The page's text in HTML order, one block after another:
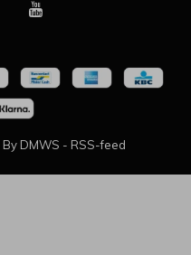
By DMWS - RSS-feed